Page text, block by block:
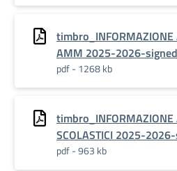
timbro_INFORMAZIONE
AMM 2025-2026-signed
pdf - 1268 kb
timbro_INFORMAZIONE
SCOLASTICI 2025-
pdf - 963 kb